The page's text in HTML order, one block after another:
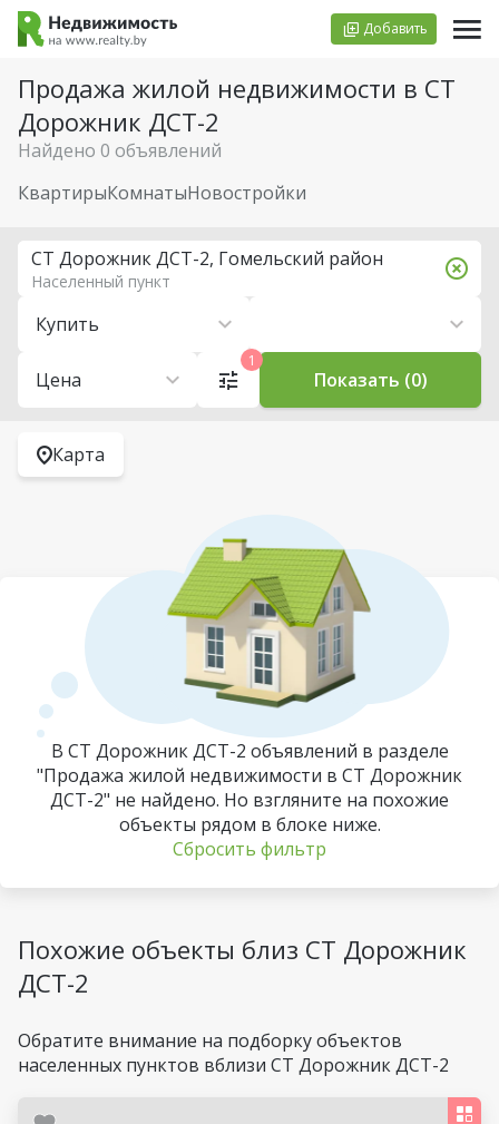
Добавить
Продажа жилой недвижимости в СТ
Дорожник ДСТ-2
Найдено 0 объявлений
КвартирыКомнатыНовостройки
Купить
Цена
СТ Дорожник ДСТ-2, Гомельский район
Населенный пункт
1
Показать (0)
Карта
В СТ Дорожник ДСТ-2 объявлений в разделе
"Продажа жилой недвижимости в СТ Дорожник
ДСТ-2" не найдено. Но взгляните на похожие
объекты рядом в блоке ниже.
Сбросить фильтр
Похожие объекты близ СТ Дорожник
ДСТ-2
Обратите внимание на подборку объектов
населенных пунктов вблизи СТ Дорожник ДСТ-2